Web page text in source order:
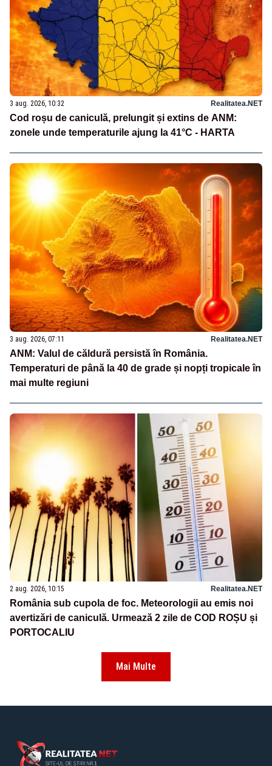
3 aug. 2026, 10:32 Realitatea.NET
Cod roșu de caniculă, prelungit și extins de ANM:
zonele unde temperaturile ajung la 41°C - HARTA
3 aug. 2026, 07:11 Realitatea.NET
ANM: Valul de căldură persistă în România.
Temperaturi de până la 40 de grade și nopți tropicale în
mai multe regiuni
2 aug. 2026, 10:15 Realitatea.NET
România sub cupola de foc. Meteorologii au emis noi
avertizări de caniculă. Urmează 2 zile de COD ROȘU și
PORTOCALIU
Mai Multe